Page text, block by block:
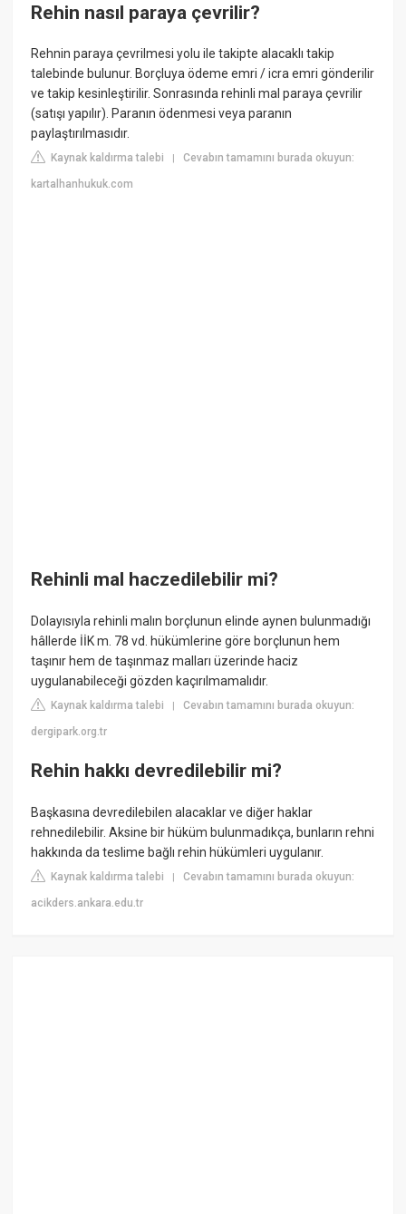
Rehin nasıl paraya çevrilir?
Rehnin paraya çevrilmesi yolu ile takipte alacaklı takip
talebinde bulunur. Borçluya ödeme emri / icra emri gönderilir
ve takip kesinleştirilir. Sonrasında rehinli mal paraya çevrilir
(satışı yapılır). Paranın ödenmesi veya paranın
paylaştırılmasıdır.
Kaynak kaldırma talebi |Cevabın tamamını burada okuyun:
kartalhanhukuk.com
Rehinli mal haczedilebilir mi?
Dolayısıyla rehinli malın borçlunun elinde aynen bulunmadığı
hâllerde İİK m. 78 vd. hükümlerine göre borçlunun hem
taşınır hem de taşınmaz malları üzerinde haciz
uygulanabileceği gözden kaçırılmamalıdır.
Kaynak kaldırma talebi |Cevabın tamamını burada okuyun:
dergipark.org.tr
Rehin hakkı devredilebilir mi?
Başkasına devredilebilen alacaklar ve diğer haklar
rehnedilebilir. Aksine bir hüküm bulunmadıkça, bunların rehni
hakkında da teslime bağlı rehin hükümleri uygulanır.
Kaynak kaldırma talebi |Cevabın tamamını burada okuyun:
acikders.ankara.edu.tr